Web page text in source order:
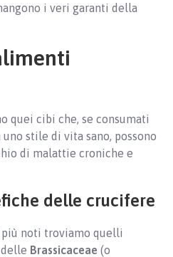
i veri garanti della
quei cibi che, se consumati
stile di vita sano, possono
di malattie croniche e
delle crucifere
noti troviamo quelli
Brassicaceae (o